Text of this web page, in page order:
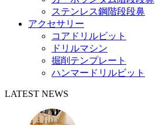
ステンレス鋼階段段鼻
アクセサリー
コアドリルビット
ドリルマシン
掘削テンプレート
ハンマードリルビット
LATEST NEWS